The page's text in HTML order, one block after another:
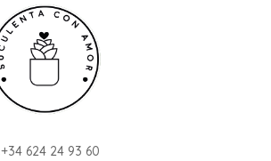
+34 624 24 93 60